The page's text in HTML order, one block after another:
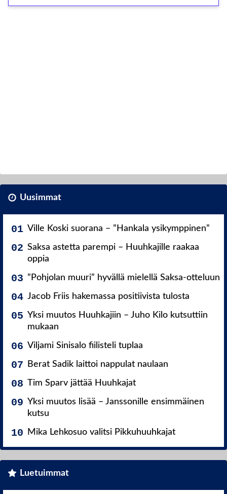
Uusimmat
Ville Koski suorana – ”Hankala ysikymppinen”
Saksa astetta parempi – Huuhkajille raakaa
oppia
”Pohjolan muuri” hyvällä mielellä Saksa-otteluun
Jacob Friis hakemassa positiivista tulosta
Yksi muutos Huuhkajiin – Juho Kilo kutsuttiin
mukaan
Viljami Sinisalo fiilisteli tuplaa
Berat Sadik laittoi nappulat naulaan
Tim Sparv jättää Huuhkajat
Yksi muutos lisää – Janssonille ensimmäinen
kutsu
Mika Lehkosuo valitsi Pikkuhuuhkajat
Luetuimmat